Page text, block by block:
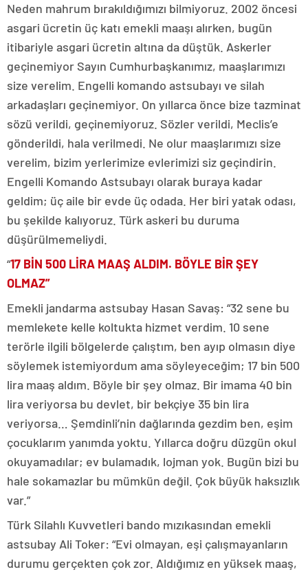
Neden mahrum bırakıldığımızı bilmiyoruz. 2002 öncesi
asgari ücretin üç katı emekli maaşı alırken, bugün
itibariyle asgari ücretin altına da düştük. Askerler
geçinemiyor Sayın Cumhurbaşkanımız, maaşlarımızı
size verelim. Engelli komando astsubayı ve silah
arkadaşları geçinemiyor. On yıllarca önce bize tazminat
sözü verildi, geçinemiyoruz. Sözler verildi, Meclis’e
gönderildi, hala verilmedi. Ne olur maaşlarımızı size
verelim, bizim yerlerimize evlerimizi siz geçindirin.
Engelli Komando Astsubayı olarak buraya kadar
geldim; üç aile bir evde üç odada. Her biri yatak odası,
bu şekilde kalıyoruz. Türk askeri bu duruma
düşürülmemeliydi.
“17 BİN 500 LİRA MAAŞ ALDIM. BÖYLE BİR ŞEY
OLMAZ”
Emekli jandarma astsubay Hasan Savaş: “32 sene bu
memlekete kelle koltukta hizmet verdim. 10 sene
terörle ilgili bölgelerde çalıştım, ben ayıp olmasın diye
söylemek istemiyordum ama söyleyeceğim; 17 bin 500
lira maaş aldım. Böyle bir şey olmaz. Bir imama 40 bin
lira veriyorsa bu devlet, bir bekçiye 35 bin lira
veriyorsa… Şemdinli’nin dağlarında gezdim ben, eşim
çocuklarım yanımda yoktu. Yıllarca doğru düzgün okul
okuyamadılar; ev bulamadık, lojman yok. Bugün bizi bu
hale sokamazlar bu mümkün değil. Çok büyük haksızlık
var.”
Türk Silahlı Kuvvetleri bando mızıkasından emekli
astsubay Ali Toker: “Evi olmayan, eşi çalışmayanların
durumu gerçekten çok zor. Aldığımız en yüksek maaş,